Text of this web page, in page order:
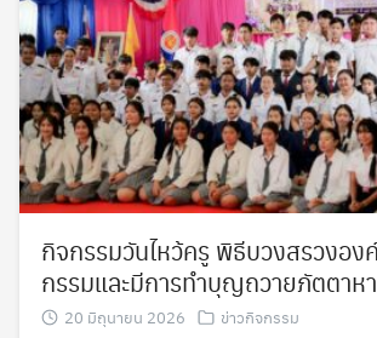
กิจกรรมวันไหว้ครู พิธีบวงสรวงอ
กรรมและมีการทำบุญถวายภัตตาห
20 มิถุนายน 2026 ข่าวกิจกรรม